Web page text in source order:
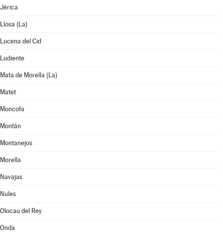
Jérica
Llosa (La)
Lucena del Cid
Ludiente
Mata de Morella (La)
Matet
Moncofa
Montán
Montanejos
Morella
Navajas
Nules
Olocau del Rey
Onda